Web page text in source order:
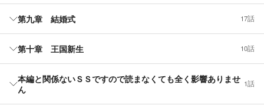
第九章 結婚式 17話
第十章 王国新生 10話
本編と関係ないＳＳですので読まなくても全く影響ありませ
ん
1話